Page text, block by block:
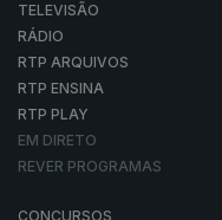
TELEVISÃO
RÁDIO
RTP ARQUIVOS
RTP ENSINA
RTP PLAY
EM DIRETO
REVER PROGRAMAS
CONCURSOS